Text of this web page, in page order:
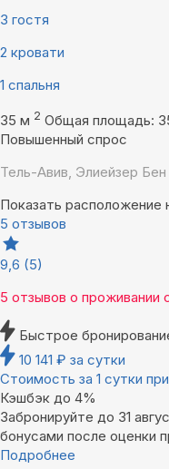
3 гостя
2 кровати
1 спальня
35 м 2 Общая площадь:
Повышенный спрос
Тель-Авив, Элиейзер Бен
Показать расположение
5 отзывов
9,6 (5)
5 отзывов о проживании
Быстрое
10 141 ₽ за сутки
Стоимость за 1 сутки
Кэшбэк до 4%
Забронируйте до 31
бонусами после оценки
Подробнее